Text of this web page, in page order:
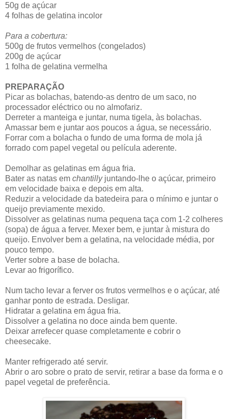
50g de açúcar
4 folhas de gelatina incolor
Para a cobertura:
500g de frutos vermelhos (congelados)
200g de açúcar
1 folha de gelatina vermelha
PREPARAÇÃO
Picar as bolachas, batendo-as dentro de um saco, no
processador eléctrico ou no almofariz.
Derreter a manteiga e juntar, numa tigela, às bolachas.
Amassar bem e juntar aos poucos a água, se necessário.
Forrar com a bolacha o fundo de uma forma de mola já
forrado com papel vegetal ou película aderente.
Demolhar as gelatinas em água fria.
Bater as natas em chantilly juntando-lhe o açúcar, primeiro
em velocidade baixa e depois em alta.
Reduzir a velocidade da batedeira para o mínimo e juntar o
queijo previamente mexido.
Dissolver as gelatinas numa pequena taça com 1-2 colheres
(sopa) de água a ferver. Mexer bem, e juntar à mistura do
queijo. Envolver bem a gelatina, na velocidade média, por
pouco tempo.
Verter sobre a base de bolacha.
Levar ao frigorífico.
Num tacho levar a ferver os frutos vermelhos e o açúcar, até
ganhar ponto de estrada. Desligar.
Hidratar a gelatina em água fria.
Dissolver a gelatina no doce ainda bem quente.
Deixar arrefecer quase completamente e cobrir o
cheesecake.
Manter refrigerado até servir.
Abrir o aro sobre o prato de servir, retirar a base da forma e o
papel vegetal de preferência.